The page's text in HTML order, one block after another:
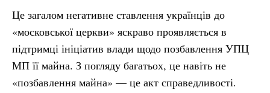
Це загалом негативне ставлення українців до
«московської церкви» яскраво проявляється в
підтримці ініціатив влади щодо позбавлення УПЦ
МП її майна. З погляду багатьох, це навіть не
«позбавлення майна» — це акт справедливості.